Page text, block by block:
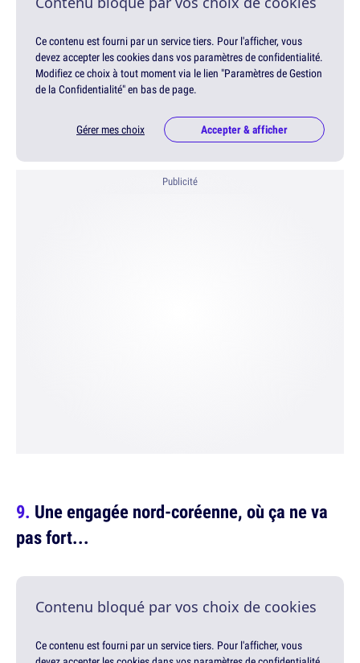
Ce contenu est fourni par un service tiers. Pour l'afficher, vous
devez accepter les cookies dans vos paramètres de confidentialité.
Modifiez ce choix à tout moment via le lien "Paramètres de Gestion
de la Confidentialité" en bas de page.
Gérer mes choix Accepter & afficher
Publicité
Une engagée nord-coréenne, où ça ne va
pas fort...
Contenu bloqué par vos choix de cookies
Ce contenu est fourni par un service tiers. Pour l'afficher, vous